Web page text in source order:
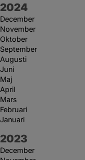
År:
2024
December
November
Oktober
September
Augusti
Juni
Maj
April
Mars
Februari
Januari
År:
2023
December